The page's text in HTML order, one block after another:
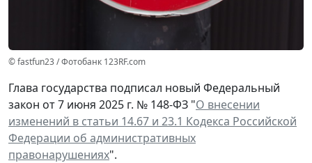
© fastfun23 / Фотобанк 123RF.com
Глава государства подписал новый Федеральный
закон от 7 июня 2025 г. № 148-ФЗ "О внесении
изменений в статьи 14.67 и 23.1 Кодекса Российской
Федерации об административных
правонарушениях".